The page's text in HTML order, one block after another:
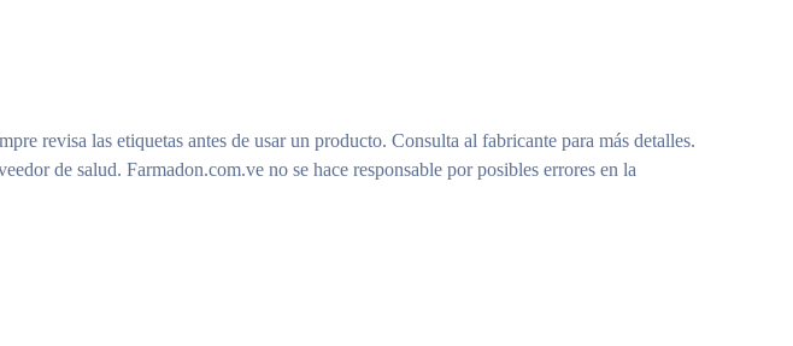
revisa las etiquetas antes de usar un producto. Consulta al fabricante para más detalles.
de salud. Farmadon.com.ve no se hace responsable por posibles errores en la